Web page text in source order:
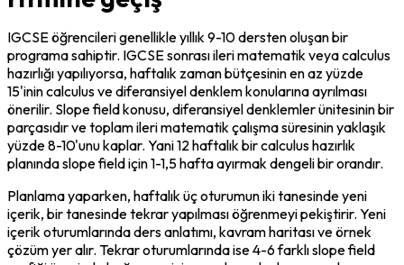
IGCSE öğrencileri genellikle yıllık 9-10 dersten oluşan bir
programa sahiptir. IGCSE sonrası ileri matematik veya calculus
hazırlığı yapılıyorsa, haftalık zaman bütçesinin en az yüzde
15'inin calculus ve diferansiyel denklem konularına ayrılması
önerilir. Slope field konusu, diferansiyel denklemler ünitesinin bir
parçasıdır ve toplam ileri matematik çalışma süresinin yaklaşık
yüzde 8-10'unu kaplar. Yani 12 haftalık bir calculus hazırlık
planında slope field için 1-1,5 hafta ayırmak dengeli bir orandır.
Planlama yaparken, haftalık üç oturumun iki tanesinde yeni
içerik, bir tanesinde tekrar yapılması öğrenmeyi pekiştirir. Yeni
içerik oturumlarında ders anlatımı, kavram haritası ve örnek
çözüm yer alır. Tekrar oturumlarında ise 4-6 farklı slope field